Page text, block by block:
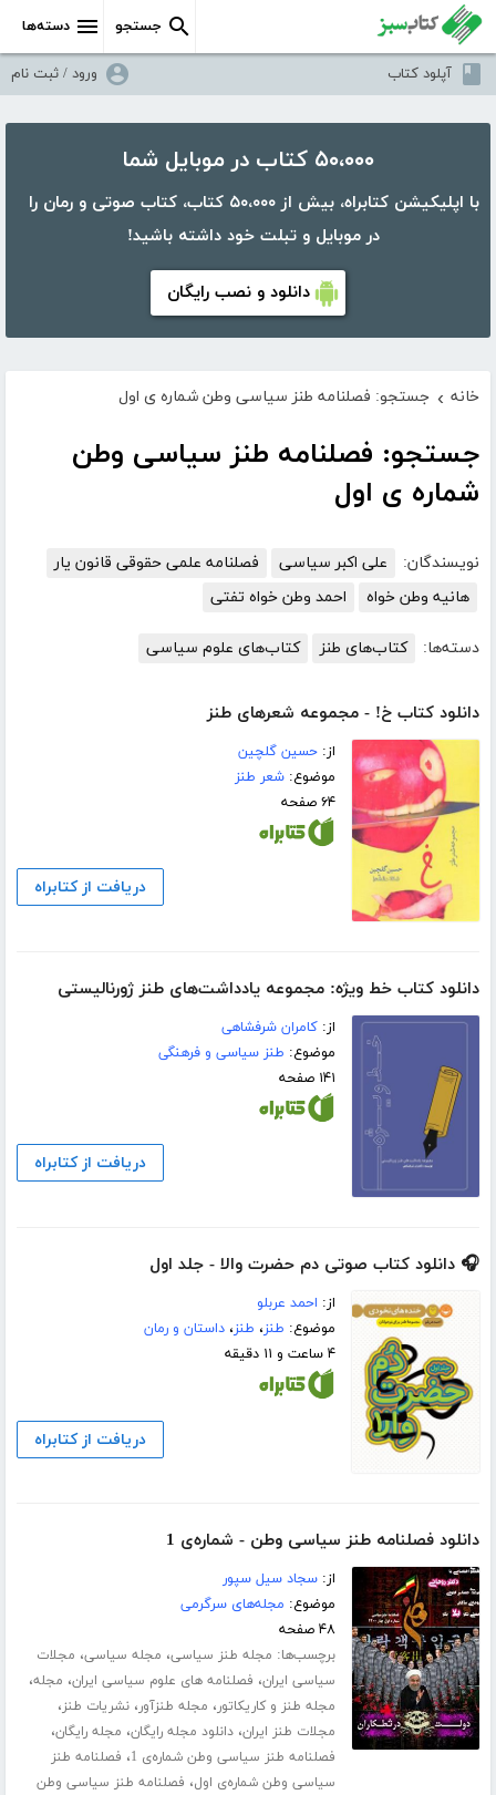
دسته‌ها جستجو
آپلود کتاب ورود / ثبت نام
۵۰،۰۰۰ کتاب در موبایل شما
با اپلیکیشن کتابراه، بیش از ۵۰،۰۰۰ کتاب، کتاب صوتی و رمان را
در موبایل و تبلت خود داشته باشید!
دانلود و نصب رایگان
خانه › جستجو: فصلنامه طنز سیاسی وطن شماره ی اول
جستجو: فصلنامه طنز سیاسی وطن
شماره ی اول
نویسندگان: علی اکبر سیاسی
فصلنامه علمی حقوقی قانون یار
هانیه وطن خواه
احمد وطن خواه تفتی
دسته‌ها: کتاب‌های طنز کتاب‌های علوم سیاسی
دانلود کتاب خ! - مجموعه شعرهای طنز
از:حسین گلچین
موضوع:شعر طنز
۶۴ صفحه
دریافت از کتابراه
دانلود کتاب خط ویژه: مجموعه یادداشت‌های طنز ژورنالیستی
از:کامران شرفشاهی
موضوع: طنز سیاسی و فرهنگی
۱۴۱ صفحه
دریافت از کتابراه
🎧 دانلود کتاب صوتی دم حضرت والا - جلد اول
از: احمد عربلو
موضوع: طنز، طنز،داستان و رمان
۴ ساعت و ۱۱ دقیقه
دریافت از کتابراه
دانلود فصلنامه طنز سیاسی وطن - شماره‌ی 1
از:سجاد سیل سپور
موضوع: مجله‌های سرگرمی
۴۸ صفحه
برچسب‌ها: مجله طنز سیاسی، مجله سیاسی، مجلات
سیاسی ایران، فصلنامه های علوم سیاسی ایران، مجله،
مجله طنز و کاریکاتور، مجله طنزآور،نشریات طنز،
مجلات طنز ایران،دانلود مجله رایگان، مجله رایگان،
فصلنامه طنز سیاسی وطن شماره‌ی 1 ، فصلنامه طنز
سیاسی وطن شماره‌ی اول، فصلنامه طنز سیاسی وطن